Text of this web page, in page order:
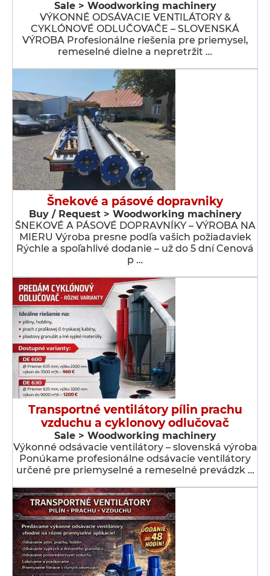
Sale > Woodworking machinery
VÝKONNÉ ODSÁVACIE VENTILÁTORY &
CYKLÓNOVÉ ODLUČOVAČE – SLOVENSKÁ
VÝROBA Profesionálne riešenia pre priemysel,
remeselné dielne a nepretržit …
Šnekové a pásové dopravniky
Buy / Request > Woodworking machinery
ŠNEKOVÉ A PÁSOVÉ DOPRAVNÍKY – VÝROBA NA
MIERU Výroba presne podľa vašich požiadaviek
Rýchle a spoľahlivé dodanie – už do 5 dní Cenová
p …
Transportné ventilátory pílin prachu
vzduchu a cyklonovy odlučovač
Sale > Woodworking machinery
Výkonné odsávacie ventilátory – slovenská výroba
Ponúkame profesionálne odsávacie ventilátory
určené pre priemyselné a remeselné prevádzk …